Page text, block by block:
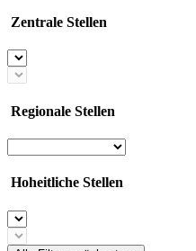
Zentrale Stellen
Regionale Stellen
Hoheitliche Stellen